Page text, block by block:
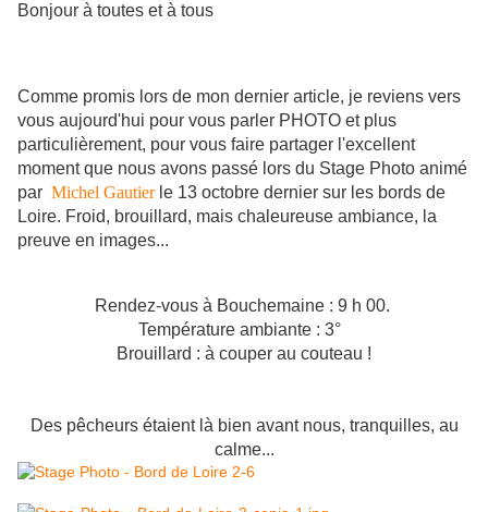
Bonjour à toutes et à tous
Comme promis lors de mon dernier article, je reviens vers
vous aujourd'hui pour vous parler PHOTO et plus
particulièrement, pour vous faire partager l'excellent
moment que nous avons passé lors du Stage Photo animé
par Michel Gautierle 13 octobre dernier sur les bords de
Loire. Froid, brouillard, mais chaleureuse ambiance, la
preuve en images...
Rendez-vous à Bouchemaine : 9 h 00.
Température ambiante : 3°
Brouillard : à couper au couteau !
Des pêcheurs étaient là bien avant nous, tranquilles, au
calme...